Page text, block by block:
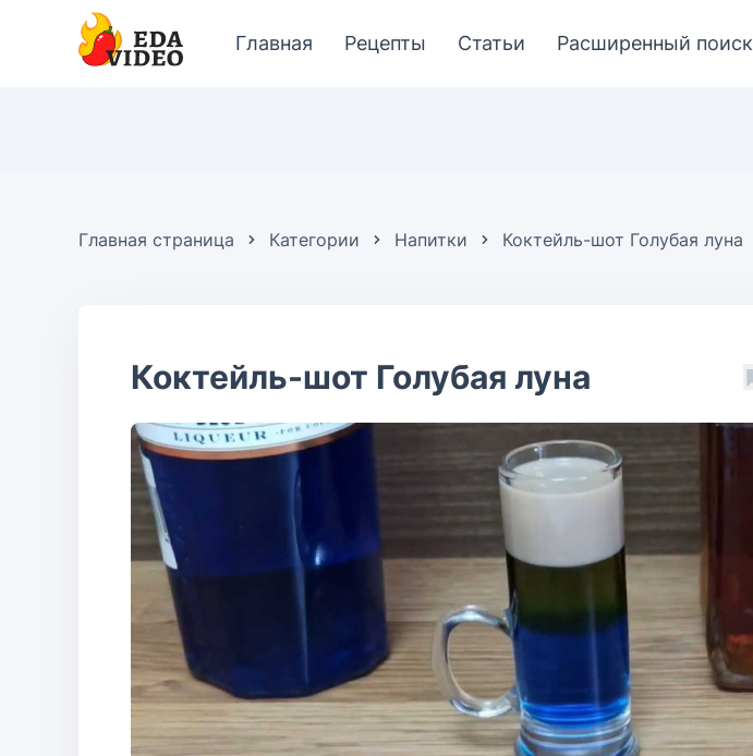
Главная Рецепты Статьи Расширенный поиск
Главная страница Категории Напитки Коктейль-шот Голубая луна
Коктейль-шот Голубая луна